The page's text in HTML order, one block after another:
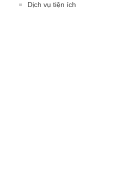
Dịch vụ tiện ích